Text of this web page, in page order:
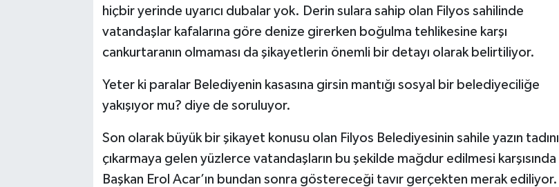
hiçbir yerinde uyarıcı dubalar yok. Derin sulara sahip olan Filyos sahilinde
vatandaşlar kafalarına göre denize girerken boğulma tehlikesine karşı
cankurtaranın olmaması da şikayetlerin önemli bir detayı olarak belirtiliyor.
Yeter ki paralar Belediyenin kasasına girsin mantığı sosyal bir belediyeciliğe
yakışıyor mu? diye de soruluyor.
Son olarak büyük bir şikayet konusu olan Filyos Belediyesinin sahile yazın tadını
çıkarmaya gelen yüzlerce vatandaşların bu şekilde mağdur edilmesi karşısında
Başkan Erol Acar’ın bundan sonra göstereceği tavır gerçekten merak ediliyor.